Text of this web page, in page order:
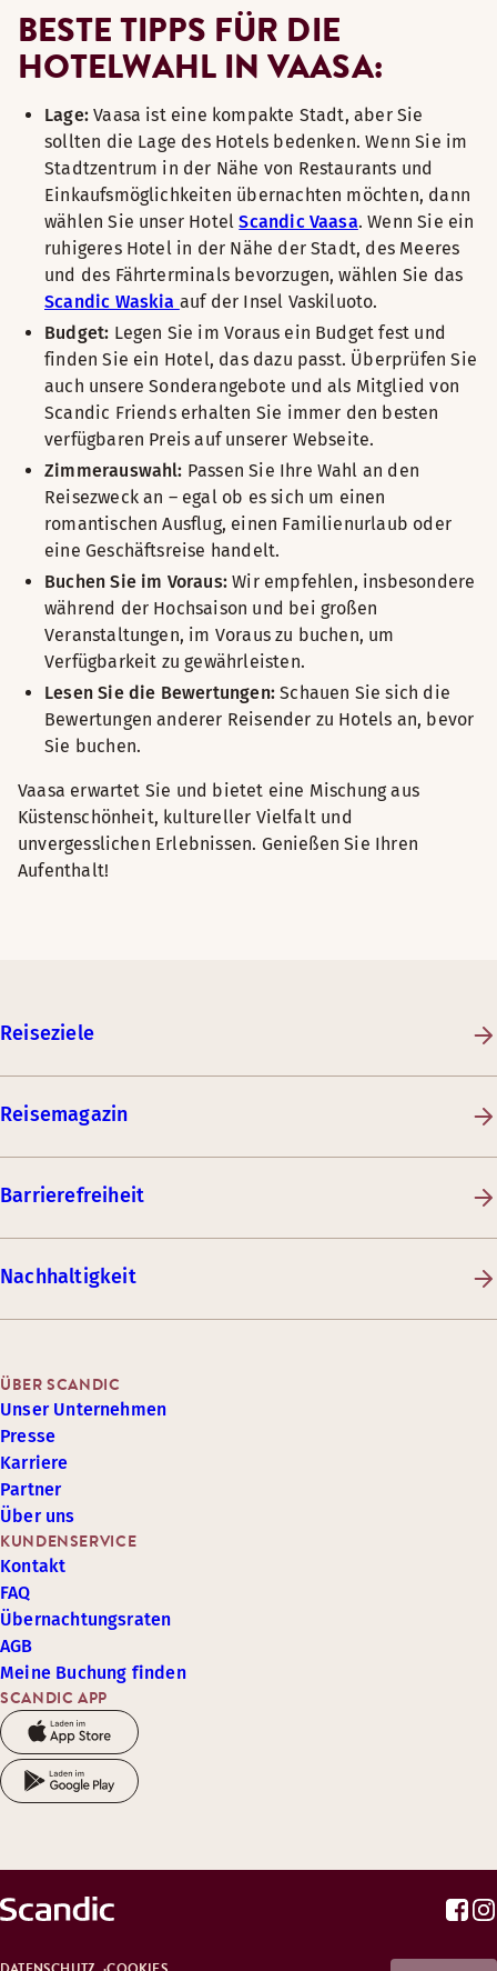
BESTE TIPPS FÜR DIE
HOTELWAHL IN VAASA:
Lage:Vaasa ist eine kompakte Stadt, aber Sie
sollten die Lage des Hotels bedenken. Wenn Sie im
Stadtzentrum in der Nähe von Restaurants und
Einkaufsmöglichkeiten übernachten möchten, dann
wählen Sie unser HotelScandic Vaasa. Wenn Sie ein
ruhigeres Hotel in der Nähe der Stadt, des Meeres
und des Fährterminals bevorzugen, wählen Sie das
Scandic Waskia auf der Insel Vaskiluoto.
Budget: Legen Sie im Voraus ein Budget fest und
finden Sie ein Hotel, das dazu passt. Überprüfen Sie
auch unsere Sonderangebote und als Mitglied von
Scandic Friends erhalten Sie immer den besten
verfügbaren Preis auf unserer Webseite.
Zimmerauswahl: Passen Sie Ihre Wahl an den
Reisezweck an – egal ob es sich um einen
romantischen Ausflug, einen Familienurlaub oder
eine Geschäftsreise handelt.
Buchen Sie im Voraus: Wir empfehlen, insbesondere
während der Hochsaison und bei großen
Veranstaltungen, im Voraus zu buchen, um
Verfügbarkeit zu gewährleisten.
Lesen Sie die Bewertungen:Schauen Sie sich die
Bewertungen anderer Reisender zu Hotels an, bevor
Sie buchen.
Vaasa erwartet Sie und bietet eine Mischung aus
Küstenschönheit, kultureller Vielfalt und
unvergesslichen Erlebnissen. Genießen Sie Ihren
Aufenthalt!
Reiseziele
Reisemagazin
Barrierefreiheit
Nachhaltigkeit
SCANDIC APP
KUNDENSERVICE
Kontakt
FAQ
Übernachtungsraten
AGB
Meine Buchung finden
ÜBER SCANDIC
Unser Unternehmen
Presse
Karriere
Partner
Über uns